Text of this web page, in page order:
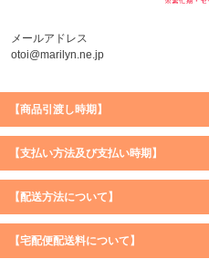
メールアドレス
otoi@marilyn.ne.jp
【商品引渡し時期】
【支払い方法及び支払い時期】
【配送方法について】
【宅配便配送料について】